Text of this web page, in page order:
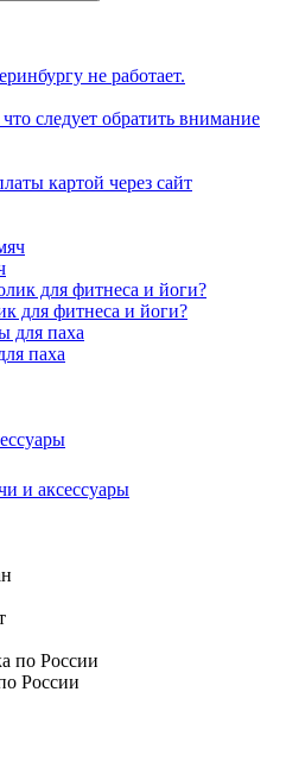
не работает.
следует обратить внимание
картой через сайт
для фитнеса и йоги?
паха
и аксессуары
России